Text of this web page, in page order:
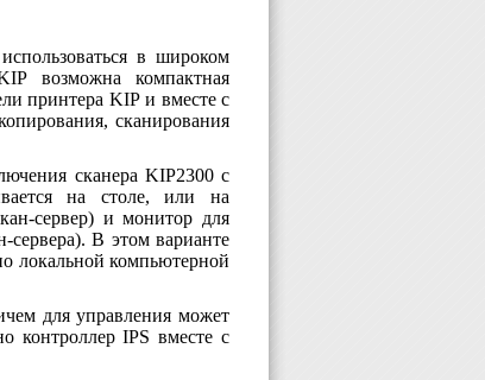
в широком
возможна компактная
принтера KIPи вместе с
сканирования
сканера KIP2300 с
на столе, или на
сервер) и монитор для
сервера). В этом варианте
локальной компьютерной
для управления может
контроллерIPS вместе с